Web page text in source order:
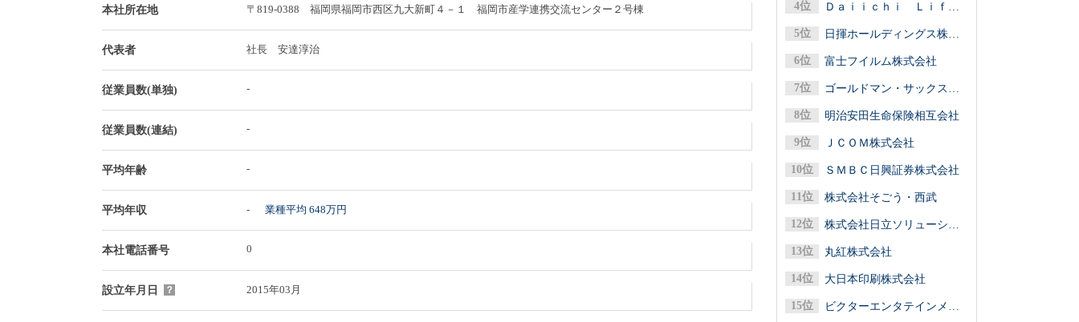
本社所在地 〒819-0388 福岡県福岡市西区九大新町４－１ 福岡市産学連携交流センター２号棟
代表者 社長 安達淳治
従業員数(単独) -
従業員数(連結) -
平均年齢 -
平均年収 - 業種平均 648万円
本社電話番号 0
設立年月日 ？ 2015年03月
Ｄａｉｉｃｈｉ Ｌｉｆｅグループ（第一ライフグループ／第一生命保険）
日揮ホールディングス株式会社
富士フイルム株式会社
ゴールドマン・サックス証券株式会社
明治安田生命保険相互会社
ＪＣＯＭ株式会社
ＳＭＢＣ日興証券株式会社
株式会社そごう・西武
株式会社日立ソリューションズ
丸紅株式会社
大日本印刷株式会社
ビクターエンタテインメント株式会社